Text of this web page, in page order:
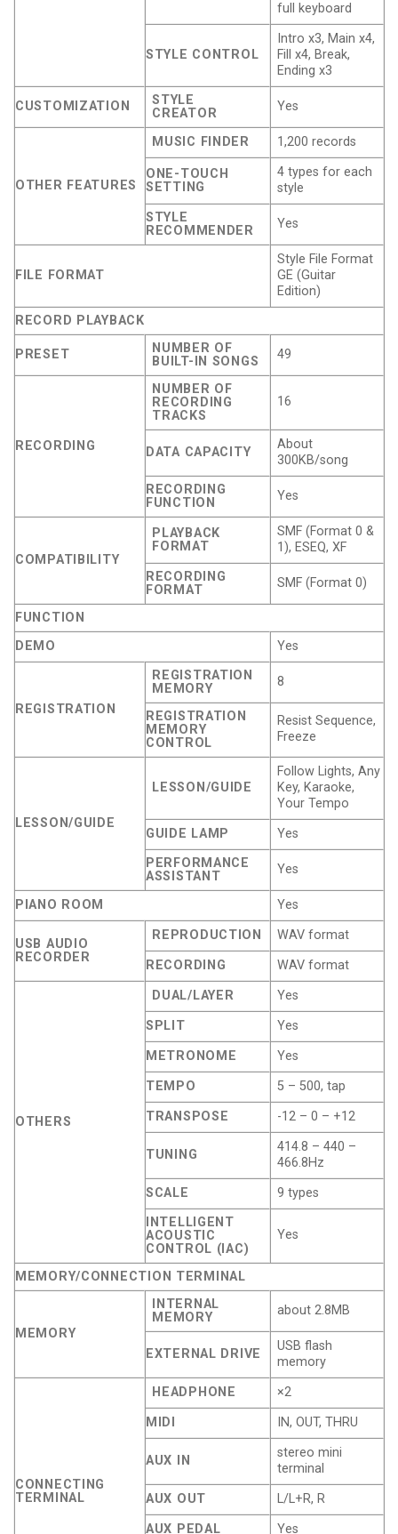
full keyboard
STYLE CONTROL
Intro x3, Main x4,
Fill x4, Break,
Ending x3
CUSTOMIZATION
STYLE
CREATOR
Yes
OTHER FEATURES
MUSIC FINDER 1,200 records
ONE-TOUCH
SETTING
4 types for each
style
STYLE
RECOMMENDER
Yes
FILE FORMAT
Style File Format
GE (Guitar
Edition)
RECORD PLAYBACK
PRESET
NUMBER OF
BUILT-IN SONGS
49
RECORDING
NUMBER OF
RECORDING
TRACKS
16
DATA CAPACITY
About
300KB/song
RECORDING
FUNCTION
Yes
COMPATIBILITY
PLAYBACK
FORMAT
SMF (Format 0 &
1), ESEQ, XF
RECORDING
FORMAT
SMF (Format 0)
FUNCTION
DEMO
Yes
REGISTRATION
REGISTRATION
MEMORY
8
REGISTRATION
MEMORY
CONTROL
Resist Sequence,
Freeze
LESSON/GUIDE
LESSON/GUIDE
Follow Lights, Any
Key, Karaoke,
Your Tempo
GUIDE LAMP
Yes
PERFORMANCE
ASSISTANT
Yes
PIANO ROOM Yes
USB AUDIO
RECORDER
REPRODUCTION
WAV format
RECORDING
WAV format
OTHERS
DUAL/LAYER
Yes
SPLIT
Yes
METRONOME
Yes
TEMPO
5 – 500, tap
TRANSPOSE
-12 – 0 – +12
TUNING
414.8 – 440 –
466.8Hz
SCALE
9 types
INTELLIGENT
ACOUSTIC
CONTROL (IAC)
Yes
MEMORY/CONNECTION TERMINAL
MEMORY
INTERNAL
MEMORY
about 2.8MB
EXTERNAL DRIVE
USB flash
memory
CONNECTING
TERMINAL
HEADPHONE
×2
MIDI
IN, OUT, THRU
AUX IN
stereo mini
terminal
AUX OUT
L/L+R, R
AUX PEDAL
Yes